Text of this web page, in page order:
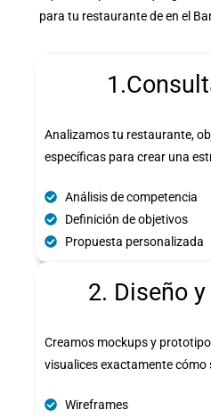
para tu restaurante de en el
Analizamos tu restaurante,
específicas para crear una
Análisis de competencia
Definición de objetivos
Propuesta personalizada
2. Diseño
Creamos mockups y
visualices exactamente cómo
Wireframes